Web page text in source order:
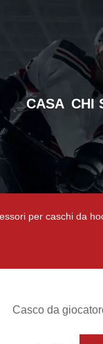
CASA CHI
per caschi da
Casco da